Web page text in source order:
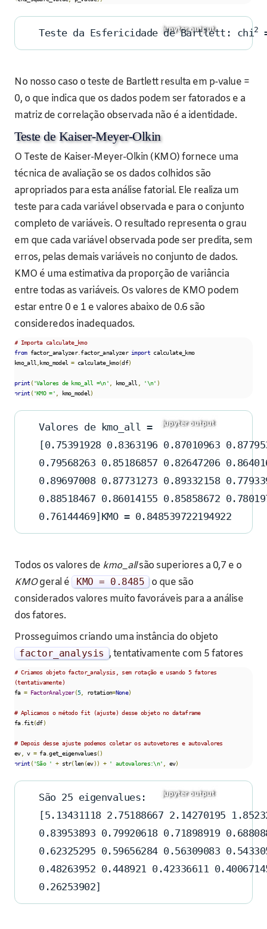
Teste da Esfericidade de Bartlett: chi2
No nosso caso o teste de Bartlett resulta em p-value =
0, o que indica que os dados podem ser fatorados e a
matriz de correlação observada não é a identidade.
Teste de Kaiser-Meyer-Olkin
O Teste de Kaiser-Meyer-Olkin (KMO) fornece uma
técnica de avaliação se os dados colhidos são
apropriados para esta análise fatorial. Ele realiza um
teste para cada variável observada e para o conjunto
completo de variáveis. O resultado representa o grau
em que cada variável observada pode ser predita, sem
erros, pelas demais variáveis no conjunto de dados.
KMO é uma estimativa da proporção de variância
entre todas as variáveis. Os valores de KMO podem
estar entre 0 e 1 e valores abaixo de 0.6 são
consideredos inadequados.
# Importa calculate_kmo
from factor_analyzer.factor_analyzer import calculate_kmo
kmo_all, kmo_model = calculate_kmo(df)
print ('Valores de kmo_all =\n' , kmo_all , '\n' )
print ('KMO =' , kmo_model)
Valores de kmo_all =
[0.75391928 0.8363196 0.87010963
0.79568263 0.85186857 0.82647206
0.89697008 0.87731273 0.89332158
0.88518467 0.86014155 0.85858672
0.76144469]KMO = 0.848539722194922
Todos os valores de kmo_allsão superiores a 0,7 e o
KMOgeral é KMO = 0.8485
o que são
considerados valores muito favoráveis para a análise
dos fatores.
Prosseguimos criando uma instância do objeto
factor_analysis , tentativamente com 5 fatores
# Criamos objeto factor_analysis, sem rotação e usando 5 fatores
(tentativamente)
fa = FactorAnalyzer(5, rotation=None)
# Aplicamos o método fit (ajuste) desse objeto no dataframe
fa.fit(df)
# Depois desse ajuste podemos coletar os autovetores e autovalores
ev, v = fa.get_eigenvalues()
print ('São ' + str(len(ev)) + ' autovalores:\n' , ev)
São 25 eigenvalues:
[5.13431118 2.75188667 2.14270195
0.83953893 0.79920618 0.71898919
0.62325295 0.59656284 0.56309083
0.48263952 0.448921 0.42336611
0.26253902]